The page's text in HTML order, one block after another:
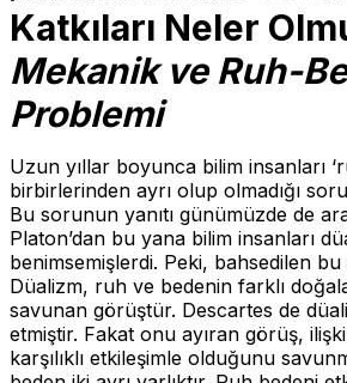
Katkıları Neler
Mekanik ve Ruh-
Problemi
Uzun yıllar boyunca bilim insanları
birbirlerinden ayrı olup olmadığı
Bu sorunun yanıtı günümüzde de
Platon’dan bu yana bilim insanları
benimsemişlerdi. Peki, bahsedilen
Düalizm, ruh ve bedenin farklı
savunan görüştür. Descartes de
etmiştir. Fakat onu ayıran görüş,
karşılıklı etkileşimle olduğunu